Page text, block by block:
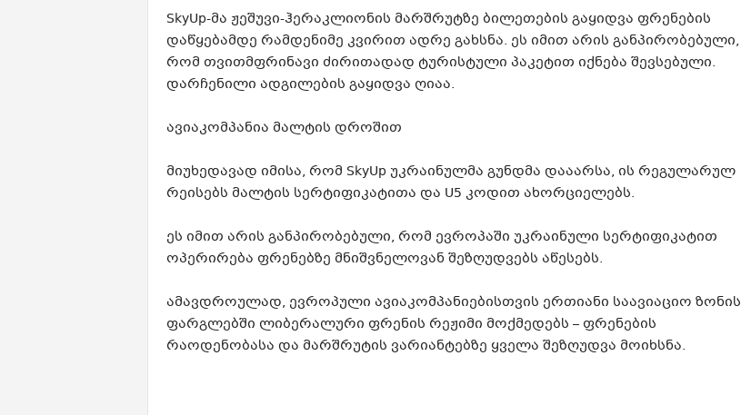
SkyUp-მა ჟეშუვი-ჰერაკლიონის მარშრუტზე ბილეთების გაყიდვა ფრენების
დაწყებამდე რამდენიმე კვირით ადრე გახსნა. ეს იმით არის განპირობებული,
რომ თვითმფრინავი ძირითადად ტურისტული პაკეტით იქნება შევსებული.
დარჩენილი ადგილების გაყიდვა ღიაა.
ავიაკომპანია მალტის დროშით
მიუხედავად იმისა, რომ SkyUp უკრაინულმა გუნდმა დააარსა, ის რეგულარულ
რეისებს მალტის სერტიფიკატითა და U5 კოდით ახორციელებს.
ეს იმით არის განპირობებული, რომ ევროპაში უკრაინული სერტიფიკატით
ოპერირება ფრენებზე მნიშვნელოვან შეზღუდვებს აწესებს.
ამავდროულად, ევროპული ავიაკომპანიებისთვის ერთიანი საავიაციო ზონის
ფარგლებში ლიბერალური ფრენის რეჟიმი მოქმედებს – ფრენების
რაოდენობასა და მარშრუტის ვარიანტებზე ყველა შეზღუდვა მოიხსნა.